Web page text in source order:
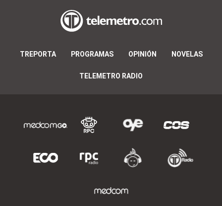
TREPORTA PROGRAMAS OPINIÓN NOVELAS
TELEMETRO RADIO